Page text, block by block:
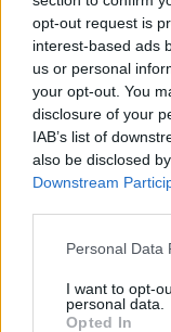
opt-out request is
interest-based ads
us or personal
your opt-out. You
disclosure of your
IAB’s list of
also be disclosed
Downstream
Personal Data
I want to opt-
personal data.
Opted In
La
9
29
Il
gli
8